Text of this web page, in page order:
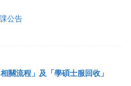
公告
關流程」及「學碩士服回收」